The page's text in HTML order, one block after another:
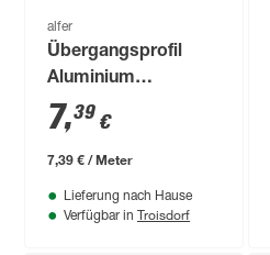
alfer
Übergangsprofil
Aluminium
bronzefarben 1000 x
30 mm
7,39 €
7,39 € / Meter
Lieferung nach Hause
Verfügbar in Troisdorf